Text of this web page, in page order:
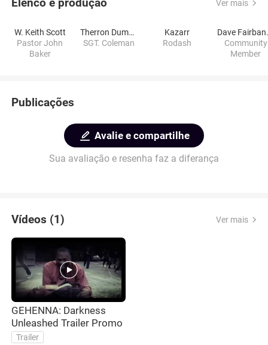
Elenco e produção Ver mais
W. Keith Scott
Pastor John
Baker
Therron Dumas
SGT. Coleman
Kazarr
Rodash
Community
Member
Publicações
Avalie e compartilhe
Sua avaliação e resenha faz a diferança
Vídeos (1) Ver mais
GEHENNA: Darkness
Unleashed Trailer Promo
Trailer